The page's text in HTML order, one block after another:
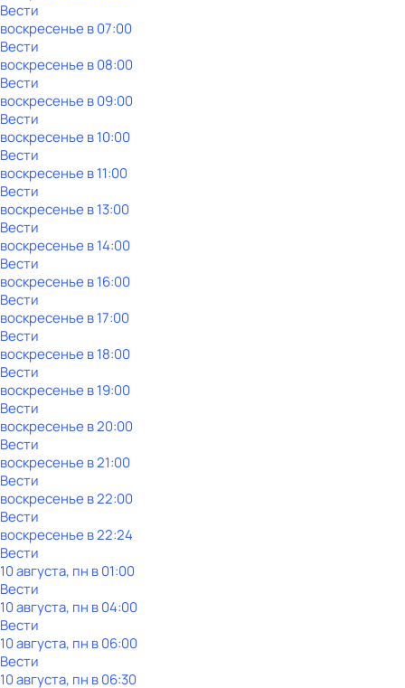
Вести
воскресенье в07:00
Вести
воскресенье в08:00
Вести
воскресенье в09:00
Вести
воскресенье в10:00
Вести
воскресенье в11:00
Вести
воскресенье в13:00
Вести
воскресенье в14:00
Вести
воскресенье в16:00
Вести
воскресенье в17:00
Вести
воскресенье в18:00
Вести
воскресенье в19:00
Вести
воскресенье в20:00
Вести
воскресенье в21:00
Вести
воскресенье в22:00
Вести
воскресенье в22:24
Вести
10 августа, пн в 01:00
Вести
10 августа, пн в 04:00
Вести
10 августа, пн в 06:00
Вести
10 августа, пн в 06:30